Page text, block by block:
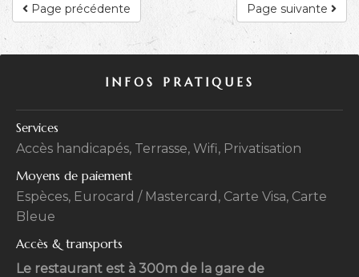
Page suivante
Page précédente
INFOS PRATIQUES
Services
Accès handicapés, Terrasse, Wifi, Privatisation
Moyens de paiement
Espèces, Eurocard / Mastercard, Carte Visa, Carte
Bleue
Accès & transports
Le restaurant est à 300m de la gare de